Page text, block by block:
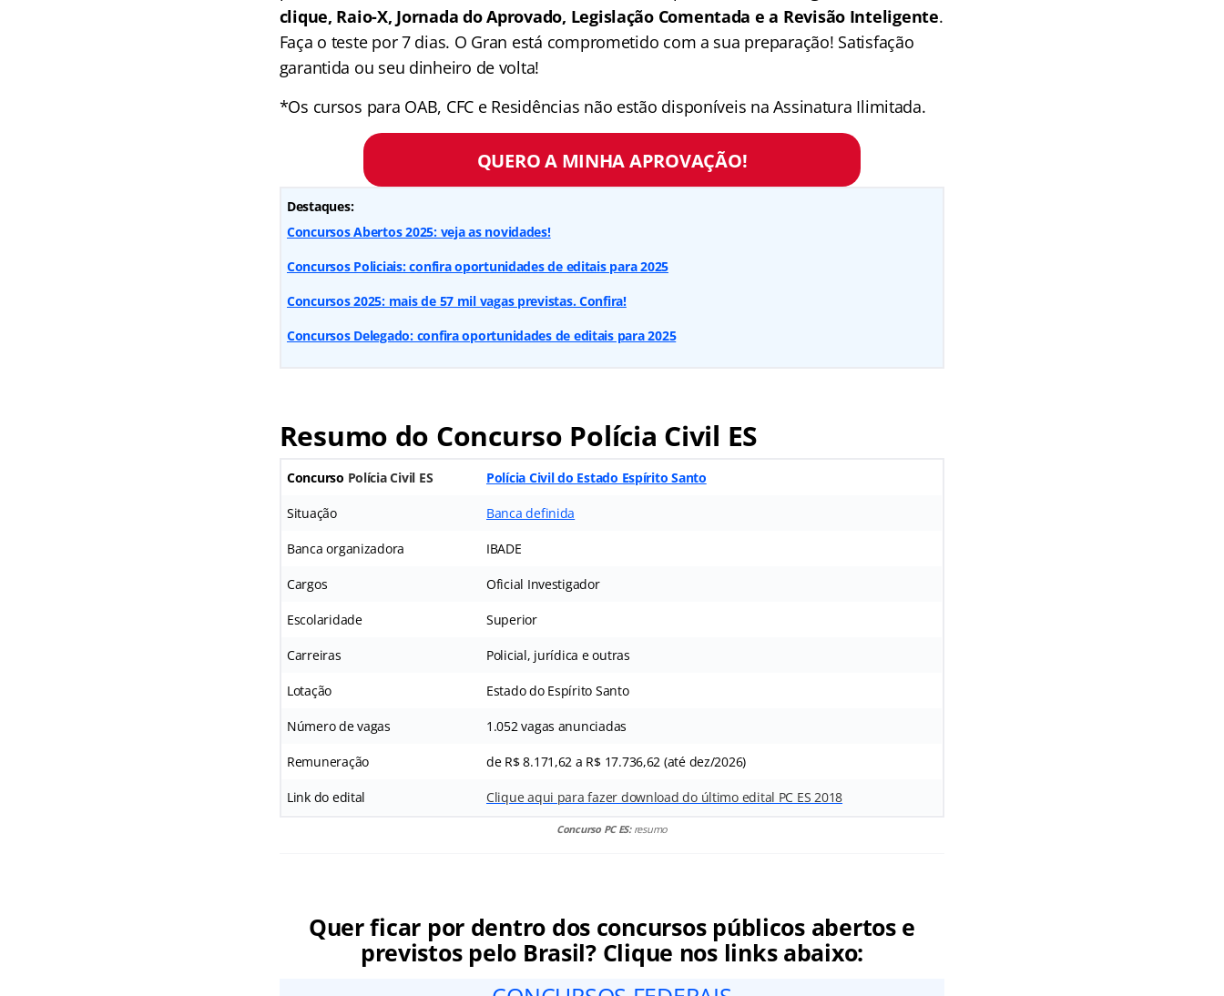
clique, Raio-X, Jornada do Aprovado, Legislação Comentada e a Revisão Inteligente.
Faça o teste por 7 dias. O Gran está comprometido com a sua preparação! Satisfação
garantida ou seu dinheiro de volta!
*Os cursos para OAB, CFC e Residências não estão disponíveis na Assinatura Ilimitada.
QUERO A MINHA APROVAÇÃO!
Destaques:
Concursos Abertos 2025: veja as novidades!
Concursos Policiais: confira oportunidades de editais para 2025
Concursos 2025: mais de 57 mil vagas previstas. Confira!
Concursos Delegado: confira oportunidades de editais para 2025
Resumo do Concurso Polícia Civil ES
Concurso Polícia Civil ES Polícia Civil do Estado Espírito Santo
Situação Banca definida
Banca organizadora IBADE
Cargos Oficial Investigador
Escolaridade Superior
Carreiras Policial, jurídica e outras
Lotação Estado do Espírito Santo
Número de vagas 1.052 vagas anunciadas
Remuneração de R$ 8.171,62 a R$ 17.736,62 (até dez/2026)
Link do edital Clique aqui para fazer download do último edital PC ES 2018
Concurso PC ES: resumo
Quer ficar por dentro dos concursos públicos abertos e
previstos pelo Brasil? Clique nos links abaixo: